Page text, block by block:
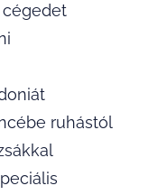
cégedet
ruhástól